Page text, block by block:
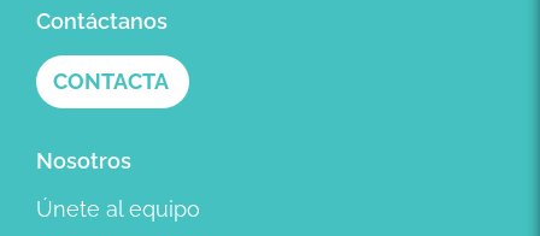
Contáctanos
CONTACTA
Nosotros
Únete al equipo